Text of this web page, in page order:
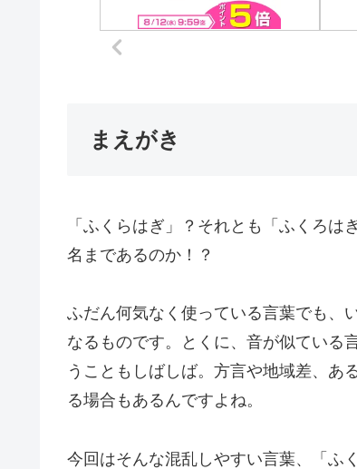
まえがき
「ふくらはぎ」？それとも「ふくろ
名まであるのか！？
ふだん何気なく使っている言葉でも、
なるものです。とくに、音が似ている
うこともしばしば。方言や地域差、あ
る場合もあるんですよね。
今回はそんな混乱しやすい言葉、「ふ